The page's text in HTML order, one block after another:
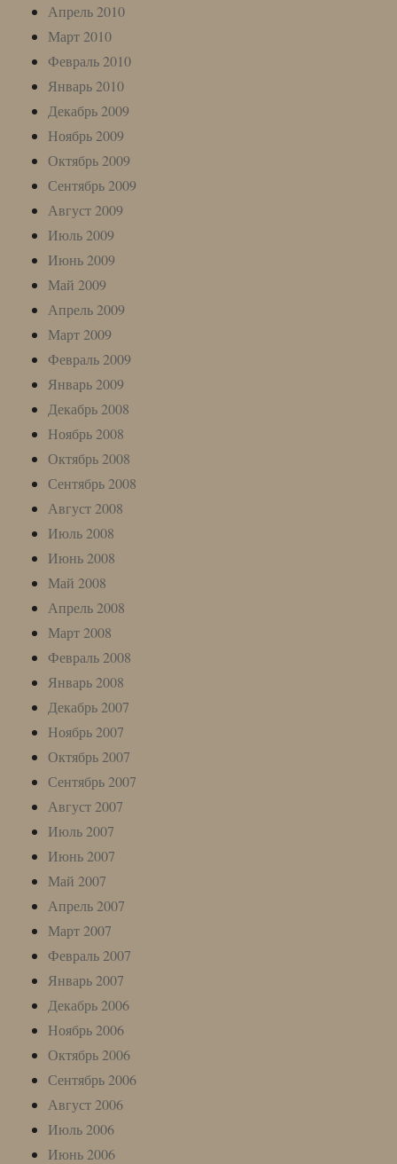
Апрель 2010
Март 2010
Февраль 2010
Январь 2010
Декабрь 2009
Ноябрь 2009
Октябрь 2009
Сентябрь 2009
Август 2009
Июль 2009
Июнь 2009
Май 2009
Апрель 2009
Март 2009
Февраль 2009
Январь 2009
Декабрь 2008
Ноябрь 2008
Октябрь 2008
Сентябрь 2008
Август 2008
Июль 2008
Июнь 2008
Май 2008
Апрель 2008
Март 2008
Февраль 2008
Январь 2008
Декабрь 2007
Ноябрь 2007
Октябрь 2007
Сентябрь 2007
Август 2007
Июль 2007
Июнь 2007
Май 2007
Апрель 2007
Март 2007
Февраль 2007
Январь 2007
Декабрь 2006
Ноябрь 2006
Октябрь 2006
Сентябрь 2006
Август 2006
Июль 2006
Июнь 2006